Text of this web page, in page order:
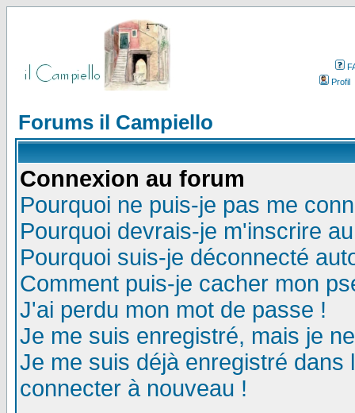
Profil
Forums il Campiello
Connexion au forum
Pourquoi ne puis-je pas me
Pourquoi devrais-je m'inscrire
Pourquoi suis-je déconnecté
Comment puis-je cacher mon
J'ai perdu mon mot de passe !
Je me suis enregistré, mais je
Je me suis déjà enregistré
connecter à nouveau !